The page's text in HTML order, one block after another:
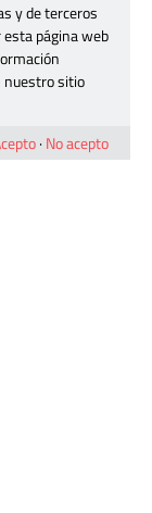
y de terceros
página web
nuestro sitio
· No acepto